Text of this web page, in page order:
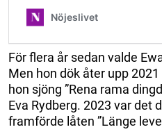
För flera år sedan valde
Men hon dök åter upp
hon sjöng ”Rena rama
Eva Rydberg. 2023 var det
framförde låten ”Länge